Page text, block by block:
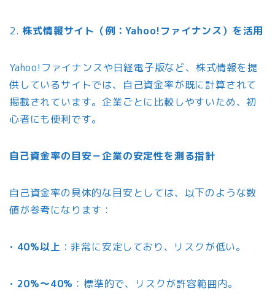
2. 株式情報サイト（例：Yahoo!ファイナンス）を活用
Yahoo!ファイナンスや日経電子版など、株式情報を提
供しているサイトでは、自己資金率が既に計算されて
掲載されています。企業ごとに比較しやすいため、初
心者にも便利です。
自己資金率の目安－企業の安定性を測る指針
自己資金率の具体的な目安としては、以下のような数
値が参考になります：
• 40%以上 ：非常に安定しており、リスクが低い。
• 20%～40% ：標準的で、リスクが許容範囲内。